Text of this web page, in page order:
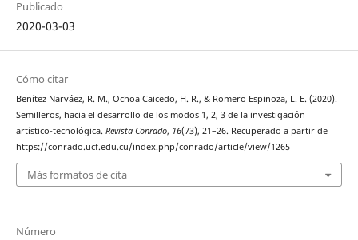
Publicado
2020-03-03
Cómo citar
Benítez Narváez, R. M., Ochoa Caicedo, H. R., & Romero Espinoza, L. E. (2020).
Semilleros, hacia el desarrollo de los modos 1, 2, 3 de la investigación
artístico-tecnológica. Revista Conrado, 16(73), 21–26. Recuperado a partir de
https://conrado.ucf.edu.cu/index.php/conrado/article/view/1265
Más formatos de cita
Número